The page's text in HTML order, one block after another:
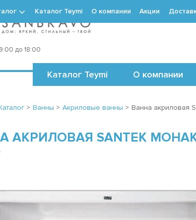
до 18:00
+7 (495) 488-71-
Каталог Teymi О компании
Каталог Teymi О компании Акции
> Ванны > Акриловые ванны > Ванна акриловая
АКРИЛОВАЯ SANTEK МОНАКО